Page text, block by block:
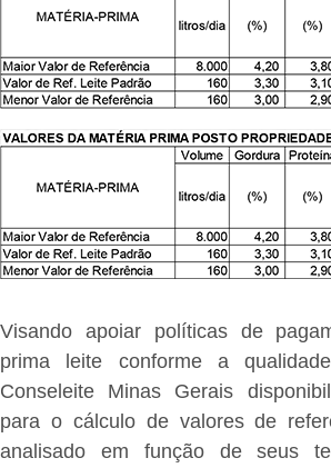
Visando apoiar políticas de
prima leite conforme a
Conseleite Minas Gerais
para o cálculo de valores de
analisado em função de seus